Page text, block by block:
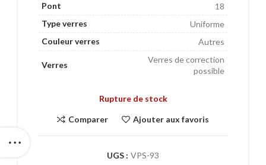
Pont
18
Type verres
Uniforme
Couleur verres
Autres
Verres
Verres de correction
possible
Rupture de stock
Comparer Ajouter aux favoris
UGS : VPS-93